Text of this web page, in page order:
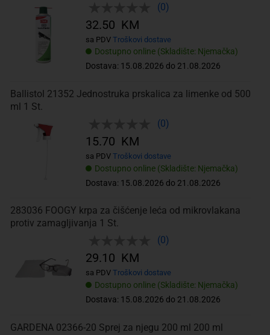
(0)
Dostupno online (Skladište: Njemačka)
Dostava: 15.08.2026 do 21.08.2026
32.50 KM
sa PDV Troškovi dostave
Ballistol 21352 Jednostruka prskalica za limenke od 500
ml 1 St.
(0)
Dostupno online (Skladište: Njemačka)
Dostava: 15.08.2026 do 21.08.2026
15.70 KM
sa PDV Troškovi dostave
283036 FOOGY krpa za čišćenje leća od mikrovlakana
protiv zamagljivanja 1 St.
(0)
Dostupno online (Skladište: Njemačka)
Dostava: 15.08.2026 do 21.08.2026
29.10 KM
sa PDV Troškovi dostave
GARDENA 02366-20 Sprej za njegu 200 ml 200 ml